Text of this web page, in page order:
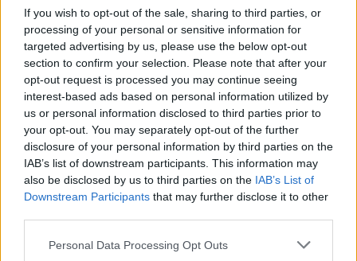
If you wish to opt-out of the sale, sharing to third parties, or
processing of your personal or sensitive information for
targeted advertising by us, please use the below opt-out
section to confirm your selection. Please note that after your
opt-out request is processed you may continue seeing
interest-based ads based on personal information utilized by
us or personal information disclosed to third parties prior to
your opt-out. You may separately opt-out of the further
disclosure of your personal information by third parties on the
IAB’s list of downstream participants. This information may
also be disclosed by us to third parties on the IAB’s List of
Downstream Participants that may further disclose it to other
Personal Data Processing Opt Outs
ΑΑΔΕ: Άνοιξε εκ νέου η πλατφόρμα για τη νέα Ενιαία Αίτηση
Ενίσχυσης 2026
8 Αυγούστου, 2026
Χωρίς ενεργό μέτωπο η φωτιά στη Σητεία – Σε κατάσταση
Red Code σήμερα η Κρήτη
8 Αυγούστου, 2026
«Θεριακλήδες» οι Έλληνες – Πάνω από 1 στους 5 καπνίζει
καθημερινά